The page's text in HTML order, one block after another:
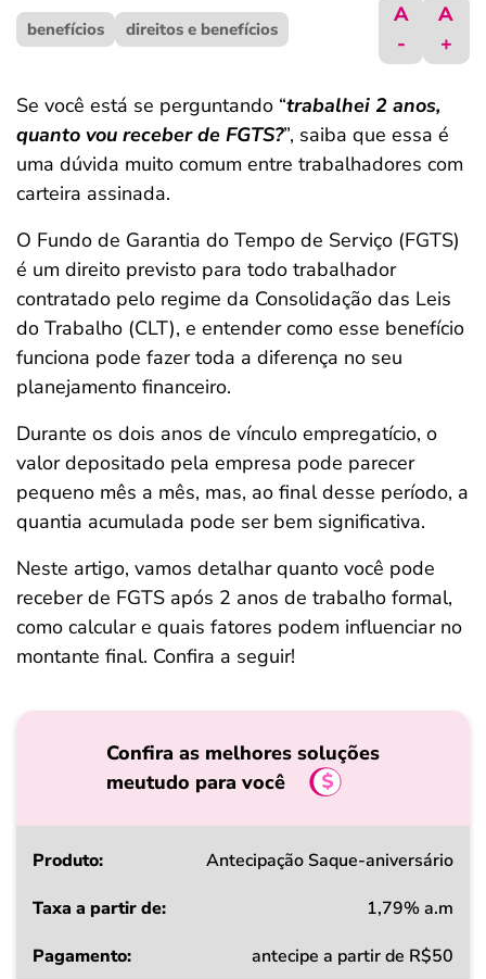
ferramentas
benefícios direitos e benefícios
A
-
A
+
Se você está se perguntando “trabalhei 2 anos,
quanto vou receber de FGTS?”, saiba que essa é
uma dúvida muito comum entre trabalhadores com
carteira assinada.
O Fundo de Garantia do Tempo de Serviço (FGTS)
é um direito previsto para todo trabalhador
contratado pelo regime da Consolidação das Leis
do Trabalho (CLT), e entender como esse benefício
funciona pode fazer toda a diferença no seu
planejamento financeiro.
Durante os dois anos de vínculo empregatício, o
valor depositado pela empresa pode parecer
pequeno mês a mês, mas, ao final desse período, a
quantia acumulada pode ser bem significativa.
Neste artigo, vamos detalhar quanto você pode
receber de FGTS após 2 anos de trabalho formal,
como calcular e quais fatores podem influenciar no
montante final. Confira a seguir!
Confira as melhores soluções
meutudo para você
Produto
a
Antecipação Saque-aniversário
1,79% a.m
antecipe a partir de R$50